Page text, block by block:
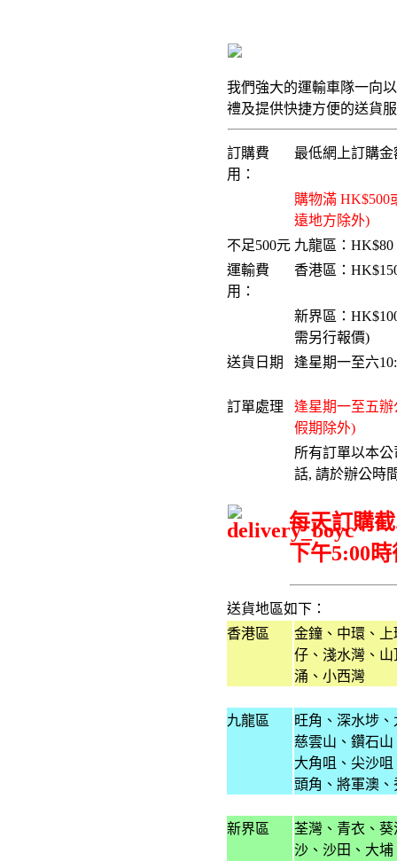
我們強大的運輸車隊一向
禮及提供快捷方便的送貨
訂購費
用：
最低網上訂購金
購物滿 HK$500
遠地方除外)
不足500元 九龍區：HK$80
運輸費
用：
香港區：
新界區：
需另行報價)
送貨日期
逢星期一至六
訂單處理
逢星期一至五辦
假期除外)
所有訂單以本
話, 請於辦公時
每天訂購
下午5:00
送貨地區如下：
香港區
金鐘、中環、
仔、淺水灣、
涌、小西灣
九龍區
旺角、深水埗
慈雲山、鑽石
大角咀、尖沙
頭角、將軍澳
新界區
荃灣、青衣、
沙、沙田、大